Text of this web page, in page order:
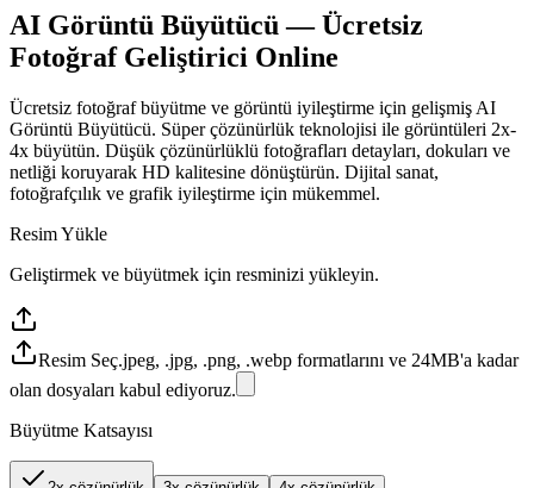
AI Görüntü Büyütücü — Ücretsiz
Fotoğraf Geliştirici Online
Ücretsiz fotoğraf büyütme ve görüntü iyileştirme için gelişmiş AI
Görüntü Büyütücü. Süper çözünürlük teknolojisi ile görüntüleri 2x-
4x büyütün. Düşük çözünürlüklü fotoğrafları detayları, dokuları ve
netliği koruyarak HD kalitesine dönüştürün. Dijital sanat,
fotoğrafçılık ve grafik iyileştirme için mükemmel.
Resim Yükle
Geliştirmek ve büyütmek için resminizi yükleyin.
Resim Seç.jpeg, .jpg, .png, .webp formatlarını ve 24MB'a kadar
olan dosyaları kabul ediyoruz.
Büyütme Katsayısı